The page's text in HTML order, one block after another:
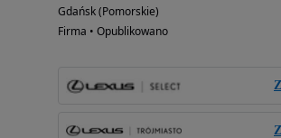
Gdańsk (Pomorskie)
Firma • Opublikowano